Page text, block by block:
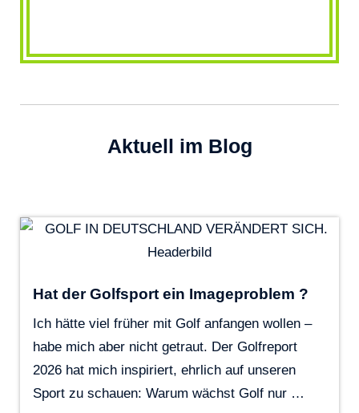
Aktuell im Blog
Hat der Golfsport ein Imageproblem ?
Ich hätte viel früher mit Golf anfangen wollen –
habe mich aber nicht getraut. Der Golfreport
2026 hat mich inspiriert, ehrlich auf unseren
Sport zu schauen: Warum wächst Golf nur …